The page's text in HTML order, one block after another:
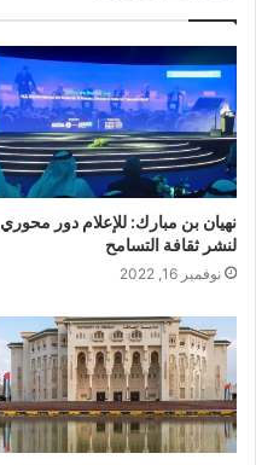
نهيان بن مبارك: للإعلام دور محوري
لنشر ثقافة التسامح
نوفمبر 16, 2022